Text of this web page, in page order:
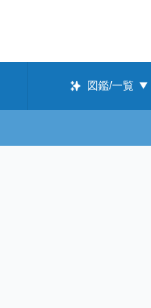
図鑑/一覧